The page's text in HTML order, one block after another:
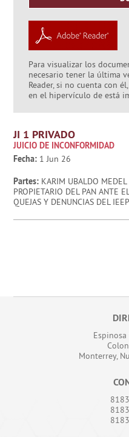
Para visualizar los
necesario tener la última
Reader, si no cuenta con
en el hipervículo de está
JI 1 PRIVADO
JUICIO DE INCONFORMIDAD
Fecha: 1 Jun 26
Partes: KARIM UBALDO MEDEL
PROPIETARIO DEL PAN ANTE
QUEJAS Y DENUNCIAS DEL
Monterrey,